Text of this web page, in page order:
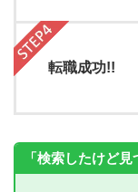
転職成功!!
「検索したけど